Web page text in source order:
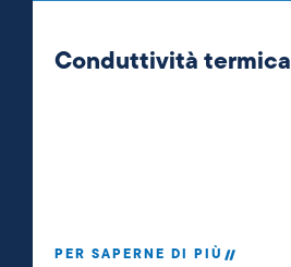
Conduttività termica
PER SAPERNE DI PIÙ